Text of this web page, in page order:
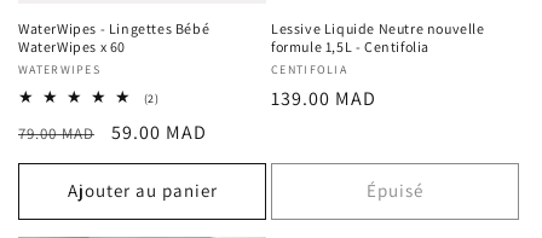
WaterWipes - Lingettes Bébé
WaterWipes x 60
Fournisseur :
WATERWIPES
(2)2
des
Prix
habituel
79.00 MAD
Prix
promotionnel
59.00 MAD
Ajouter au panier
Lessive Liquide Neutre nouvelle
formule 1,5L - Centifolia
Fournisseur :
CENTIFOLIA
Prix
139.00 MAD
Épuisé